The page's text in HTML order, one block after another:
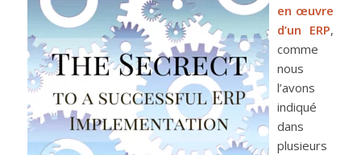
en œuvre
d’un ERP,
comme
nous
l’avons
indiqué
dans
plusieurs